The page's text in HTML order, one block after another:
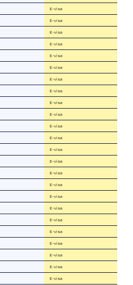
E-visa
E-visa
E-visa
E-visa
E-visa
E-visa
E-visa
E-visa
E-visa
E-visa
E-visa
E-visa
E-visa
E-visa
E-visa
E-visa
E-visa
E-visa
E-visa
E-visa
E-visa
E-visa
E-visa
E-visa